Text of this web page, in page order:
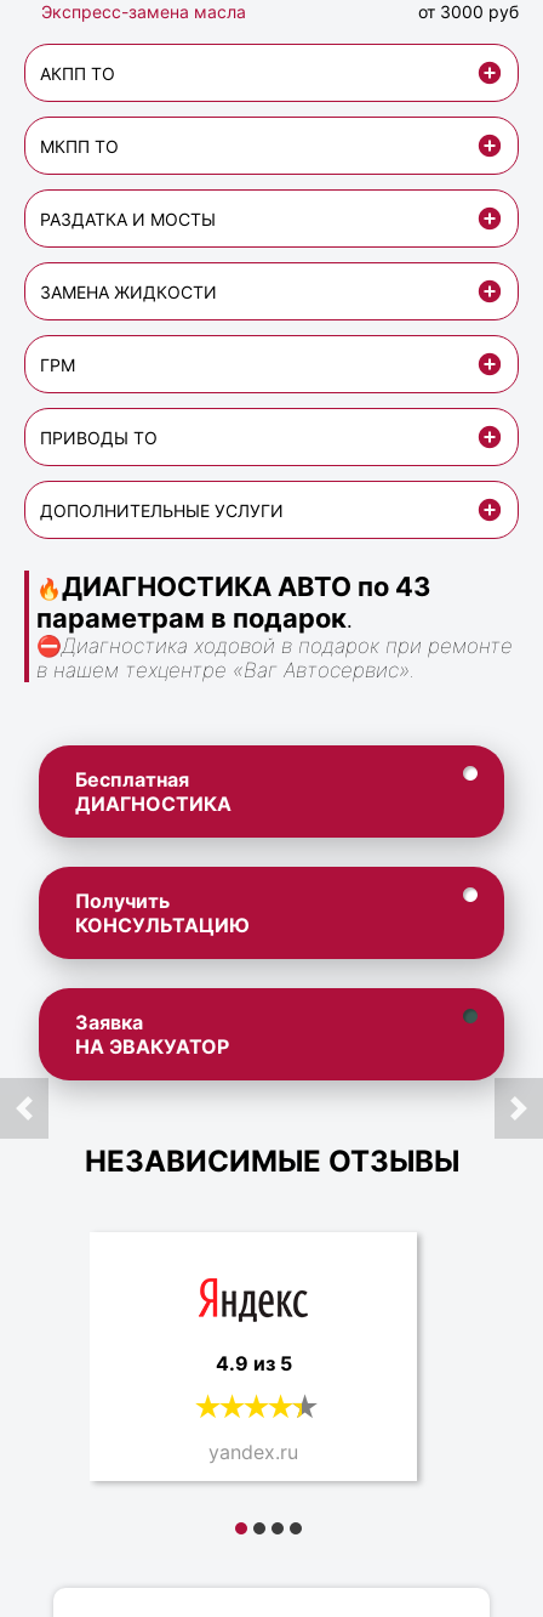
Экспресс-замена масла
от 3000 руб
АКПП ТО
МКПП ТО
РАЗДАТКА И МОСТЫ
ЗАМЕНА ЖИДКОСТИ
ГРМ
ПРИВОДЫ ТО
ДОПОЛНИТЕЛЬНЫЕ УСЛУГИ
🔥ДИАГНОСТИКА АВТО по 43
параметрам в подарок.
⛔Диагностика ходовой в подарок при ремонте
в нашем техцентре «Ваг Автосервис».
Бесплатная
ДИАГНОСТИКА
Получить
КОНСУЛЬТАЦИЮ
Заявка
НА ЭВАКУАТОР
НЕЗАВИСИМЫЕ ОТЗЫВЫ
4.9 из 5
yandex.ru